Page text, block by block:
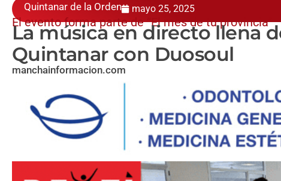
Quintanar de la Orden mayo 25, 2025
El evento forma parte de “El mes de tu provincia”
La música en directo llena
Quintanar con Duosoul
manchainformacion.com